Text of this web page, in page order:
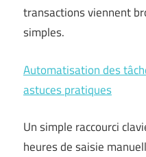
transactions viennent
simples.
Automatisation des
astuces pratiques
Un simple raccourci
heures de saisie